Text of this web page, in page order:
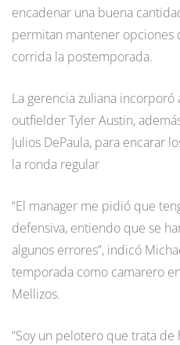
encadenar una buena
permitan mantener opciones
corrida la postemporada.
La gerencia zuliana
outfielder Tyler Austin,
Julios DePaula, para encarar
la ronda regular
“El manager me pidió que
defensiva, entiendo que se
algunos errores”, indicó
temporada como camarero
Mellizos.
“Soy un pelotero que trata